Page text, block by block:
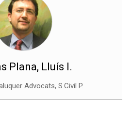
Plana, Lluís I.
Advocats, S.Civil P.